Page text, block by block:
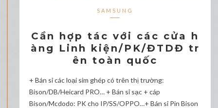
SAMSUNG
Cần hợp tác với các cửa h
àng Linh kiện/PK/ĐTDĐ tr
ên toàn quốc
+ Bán sỉ các loại sim ghép có trên thị trường:
Bison/DB/Heicard PRO… + Bán sỉ sạc + cáp
Bison/Mcdodo: PK cho IP/SS/OPPO…+ Bán sỉ Pin Bison